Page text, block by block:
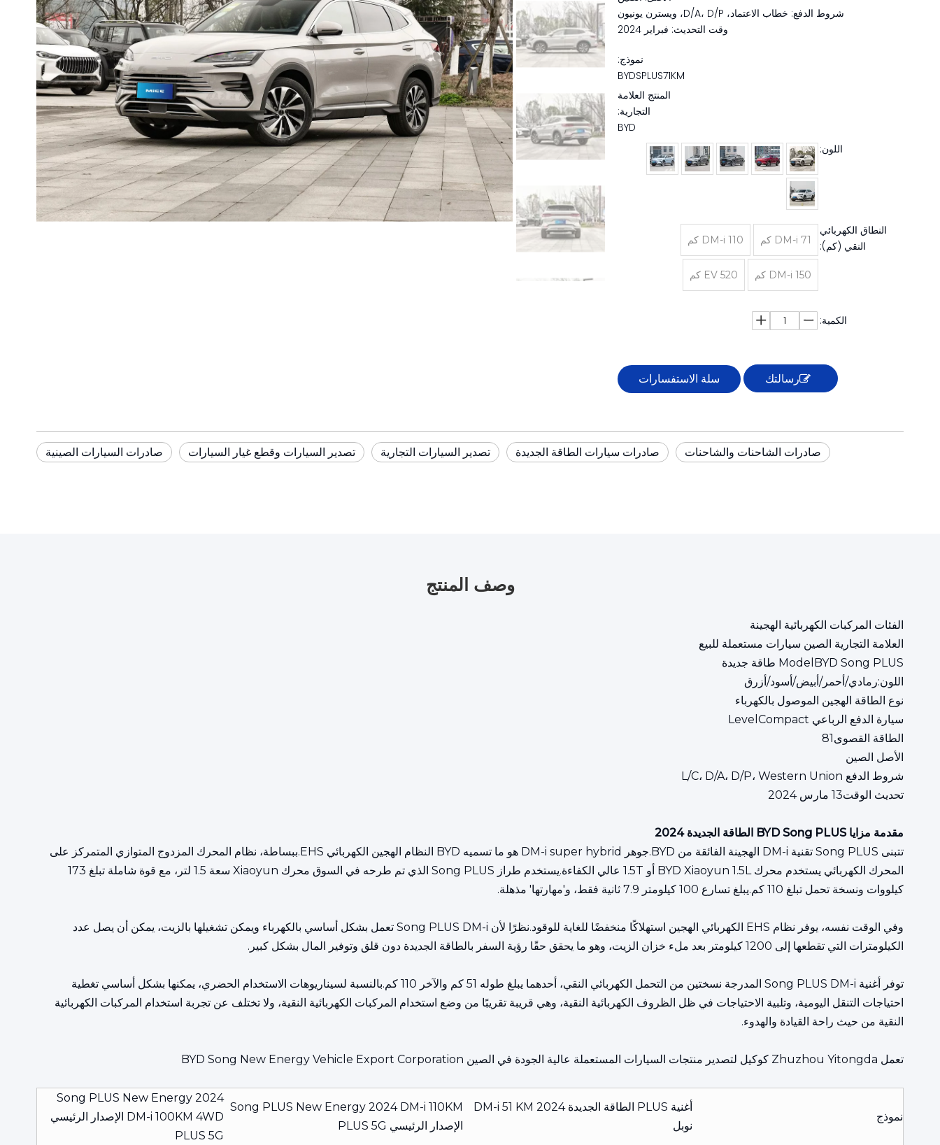
شروط الدفع: خطاب الاعتماد، D/A، D/P، ويسترن يونيون
وقت التحديث: فبراير 2024
نموذج:
BYDSPLUS71KM
المنتج العلامة
التجارية:
BYD
اللون:
النطاق الكهربائي
النقي (كم):
DM-i 71 كم DM-i 110 كم
DM-i 150 كم EV 520 كم
الكمية:
رسالتك سلة الاستفسارات
صادرات السيارات الصينية تصدير السيارات وقطع غيار السيارات تصدير السيارات التجارية صادرات سيارات الطاقة الجديدة صادرات الشاحنات والشاحنات
وصف المنتج
الفئات المركبات الكهربائية الهجينة
العلامة التجارية الصين سيارات مستعملة للبيع
ModelBYD Song PLUS طاقة جديدة
اللون:رمادي/أحمر/أبيض/أسود/أزرق
نوع الطاقة الهجين الموصول بالكهرباء
سيارة الدفع الرباعي LevelCompact
الطاقة القصوى81
الأصل الصين
شروط الدفع L/C، D/A، D/P، Western Union
تحديث الوقت13 مارس 2024
مقدمة مزايا BYD Song PLUS الطاقة الجديدة 2024
تتبنى Song PLUS تقنية DM-i الهجينة الفائقة من BYD.جوهر DM-i super hybrid هو ما تسميه BYD النظام الهجين الكهربائي EHS.ببساطة، نظام المحرك المزدوج المتوازي المتمركز على
المحرك الكهربائي يستخدم محرك BYD Xiaoyun 1.5L أو 1.5T عالي الكفاءة.يستخدم طراز Song PLUS الذي تم طرحه في السوق محرك Xiaoyun سعة 1.5 لتر، مع قوة شاملة تبلغ 173
كيلووات ونسخة تحمل تبلغ 110 كم.يبلغ تسارع 100 كيلومتر 7.9 ثانية فقط، و'مهارتها' مذهلة.
وفي الوقت نفسه، يوفر نظام EHS الكهربائي الهجين استهلاكًا منخفضًا للغاية للوقود.نظرًا لأن Song PLUS DM-i تعمل بشكل أساسي بالكهرباء ويمكن تشغيلها بالزيت، يمكن أن يصل عدد
الكيلومترات التي تقطعها إلى 1200 كيلومتر بعد ملء خزان الزيت، وهو ما يحقق حقًا رؤية السفر بالطاقة الجديدة دون قلق وتوفير المال بشكل كبير.
توفر أغنية Song PLUS DM-i المدرجة نسختين من التحمل الكهربائي النقي، أحدهما يبلغ طوله 51 كم والآخر 110 كم.بالنسبة لسيناريوهات الاستخدام الحضري، يمكنها بشكل أساسي تغطية
احتياجات التنقل اليومية، وتلبية الاحتياجات في ظل الظروف الكهربائية النقية، وهي قريبة تقريبًا من وضع استخدام المركبات الكهربائية النقية، ولا تختلف عن تجربة استخدام المركبات الكهربائية
النقية من حيث راحة القيادة والهدوء.
تعمل Zhuzhou Yitongda كوكيل لتصدير منتجات السيارات المستعملة عالية الجودة في الصين BYD Song New Energy Vehicle Export Corporation
نموذج
أغنية PLUS الطاقة الجديدة 2024 DM-i 51 KM
نوبل
Song PLUS New Energy 2024 DM-i 110KM
الإصدار الرئيسي PLUS 5G
Song PLUS New Energy 2024
DM-i 100KM 4WD الإصدار الرئيسي
PLUS 5G